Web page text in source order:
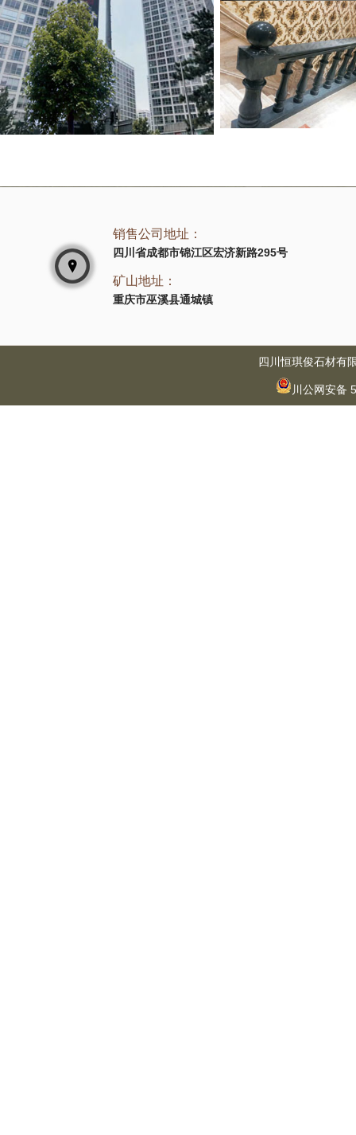
销售公司地址：
四川省成都市锦江区宏济新路295号
矿山地址：
重庆市巫溪县通城镇
四川恒琪俊石材有
川公网安